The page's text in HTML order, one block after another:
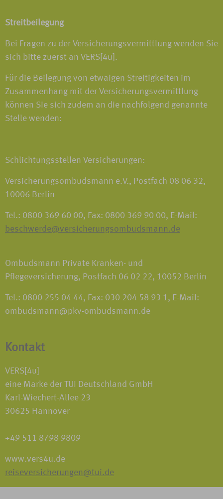
Streitbeilegung
Bei Fragen zu der Versicherungsvermittlung wenden Sie
sich bitte zuerst an VERS[4u].
Für die Beilegung von etwaigen Streitigkeiten im
Zusammenhang mit der Versicherungsvermittlung
können Sie sich zudem an die nachfolgend genannte
Stelle wenden:
Schlichtungsstellen Versicherungen:
Versicherungsombudsmann e.V., Postfach 08 06 32,
10006 Berlin
Tel.: 0800 369 60 00, Fax: 0800 369 90 00, E-Mail:
beschwerde@versicherungsombudsmann.de
Ombudsmann Private Kranken- und
Pflegeversicherung, Postfach 06 02 22, 10052 Berlin
Tel.: 0800 255 04 44, Fax: 030 204 58 93 1, E-Mail:
ombudsmann@pkv-ombudsmann.de
Kontakt
VERS[4u]
eine Marke der TUI Deutschland GmbH
Karl-Wiechert-Allee 23
30625 Hannover
+49 511 8798 9809
www.vers4u.de
reiseversicherungen@tui.de